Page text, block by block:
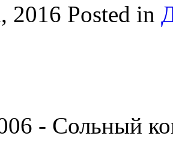
2016 Posted in
- Сольный